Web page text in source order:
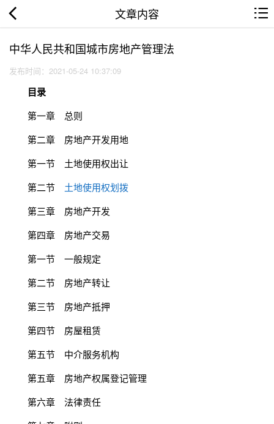
文章内容
中华人民共和国城市房地产管理法
发布时间：2021-05-24 10:37:09
目录
第一章 总则
第二章 房地产开发用地
第一节 土地使用权出让
第二节 土地使用权划拨
第三章 房地产开发
第四章 房地产交易
第一节 一般规定
第二节 房地产转让
第三节 房地产抵押
第四节 房屋租赁
第五节 中介服务机构
第五章 房地产权属登记管理
第六章 法律责任